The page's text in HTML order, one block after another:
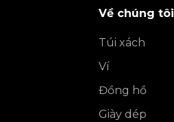
Về chúng tôi
Túi xách
Ví
Đồng hồ
Giày dép